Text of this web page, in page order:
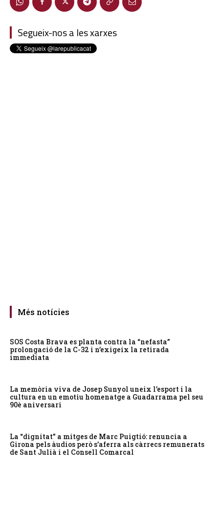
Segueix-nos a les xarxes
Més notícies
SOS Costa Brava es planta contra la “nefasta”
prolongació de la C-32 i n’exigeix la retirada
immediata
La memòria viva de Josep Sunyol uneix l’esport i la
cultura en un emotiu homenatge a Guadarrama pel seu
90è aniversari
La “dignitat” a mitges de Marc Puigtió: renuncia a
Girona pels àudios però s’aferra als càrrecs remunerats
de Sant Julià i el Consell Comarcal